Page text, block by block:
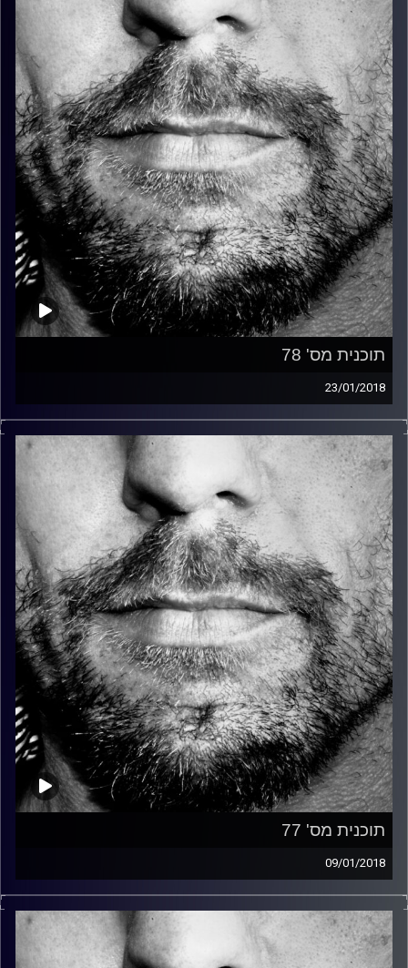
תוכנית מס' 78
23/01/2018
זיפים, מוזיקה מחוספסת של הופעות חיות. הרבה ג'אם, רוק,
בלוז, bluegrass, ג'אז, Fאנק, פרוגרסיב ואפילו אלקטרוניקה.
כל מה שחי, אמיתי ונושם.
עם שמוליק רגב.
קרדיט תמונות: David Goehring
תוכנית מס' 77
09/01/2018
זיפים, מוזיקה מחוספסת של הופעות חיות. הרבה ג'אם, רוק,
בלוז, bluegrass, ג'אז, Fאנק, פרוגרסיב ואפילו אלקטרוניקה.
כל מה שחי, אמיתי ונושם.
עם שמוליק רגב.